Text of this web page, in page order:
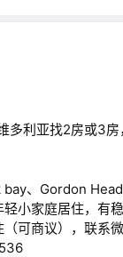
多利亚找2房或3
、Gordon
小家庭居住，有
（可商议），联系